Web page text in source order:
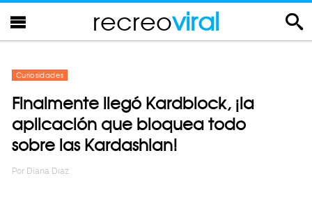
recreoviral
Curiosidades
Finalmente llegó Kardblock, ¡la
aplicación que bloquea todo
sobre las Kardashian!
Por Diana Diaz